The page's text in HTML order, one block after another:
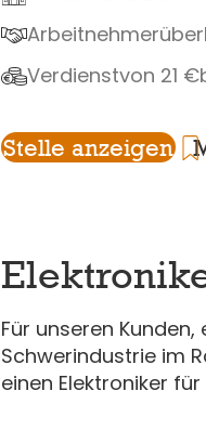
Verdienstvon 21 €
Stelle anzeigen
Für unseren
Schwerindustrie im
einen Elektroniker